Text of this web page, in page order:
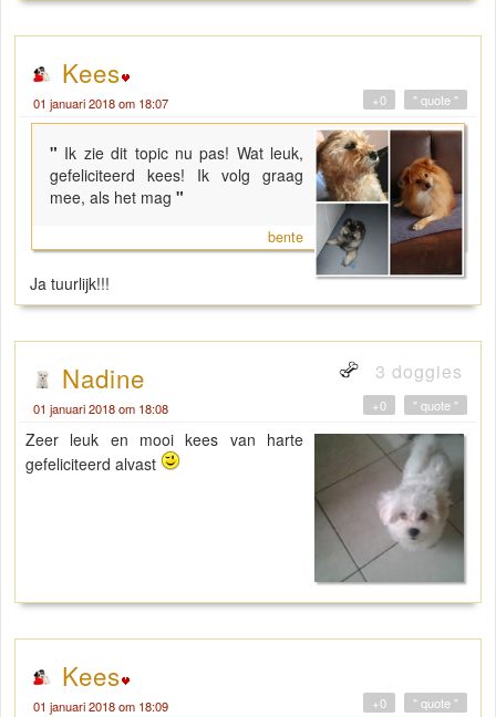
Kees
01 januari 2018 om 18:07 " quote "
+0
" Ik zie dit topic nu pas! Wat leuk,
gefeliciteerd kees! Ik volg graag
mee, als het mag "
bente
Ja tuurlijk!!!
Nadine 3 doggies
01 januari 2018 om 18:08 " quote "
+0
Zeer leuk en mooi kees van harte
gefeliciteerd alvast
Kees
01 januari 2018 om 18:09 " quote "
+0